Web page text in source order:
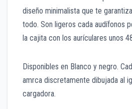
diseño minimalista que te
todo. Son ligeros cada audífonos
la cajita con los aurículares unos
Disponibles en Blanco y negro.
amrca discretamente dibujada al
cargadora.